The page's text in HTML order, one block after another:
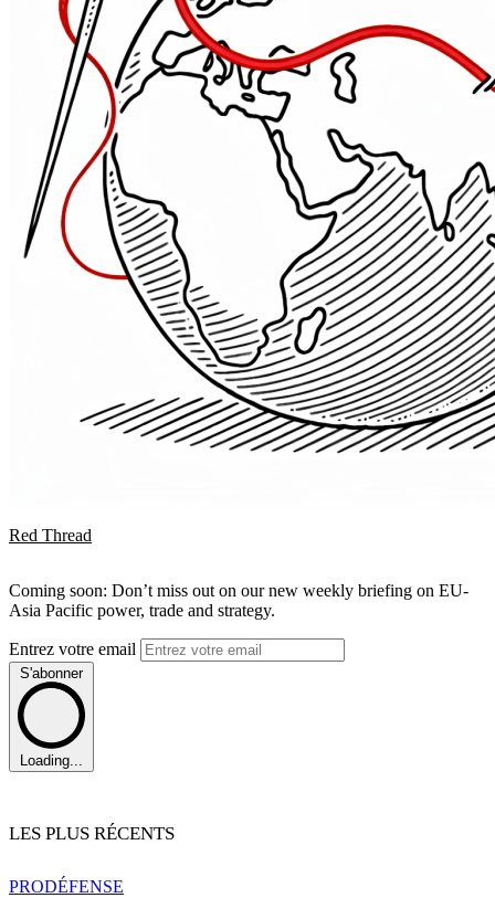
Red Thread
Coming soon: Don’t miss out on our new weekly briefing on EU-
Asia Pacific power, trade and strategy.
Entrez votre email
S'abonner
Loading...
LES PLUS RÉCENTS
PRODÉFENSE